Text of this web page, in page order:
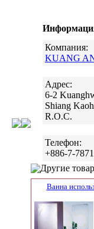
Компания:
KUANG
Адрес:
6-2
Shiang
R.O.C.
Телефон:
+886-7-
Другие
Ванна